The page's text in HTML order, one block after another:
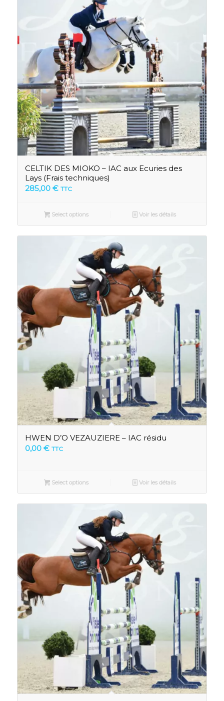
CELTIK DES MIOKO – IAC aux Ecuries des
Lays (Frais techniques)
285,00 € TTC
Select options Voir les détails
HWEN D’O VEZAUZIERE – IAC résidu
0,00 € TTC
Select options Voir les détails